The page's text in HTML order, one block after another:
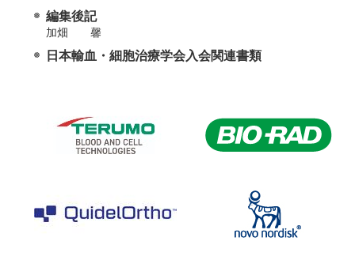
編集後記
加畑 馨
日本輸血・細胞治療学会入会関連書類